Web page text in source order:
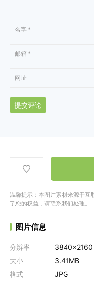
提交评论
温馨提示：本图片素材来源于互
了您的权益，请联系我们处理。
图片信息
分辨率
3840x2160
大小
3.41MB
格式
JPG